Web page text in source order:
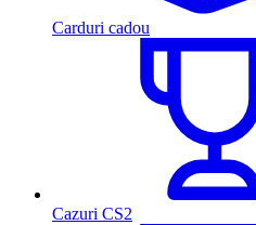
Carduri cadou
Cazuri CS2